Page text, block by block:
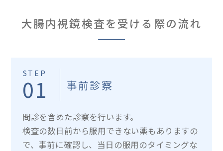
大腸内視鏡検査を受ける際の流れ
STEP
01 事前診察
問診を含めた診察を行います。
検査の数日前から服用できない薬もありますの
で、事前に確認し、当日の服用のタイミングな